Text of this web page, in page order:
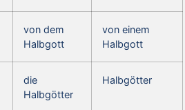
von dem
Halbgott
von einem
Halbgott
die
Halbgötter
Halbgötter